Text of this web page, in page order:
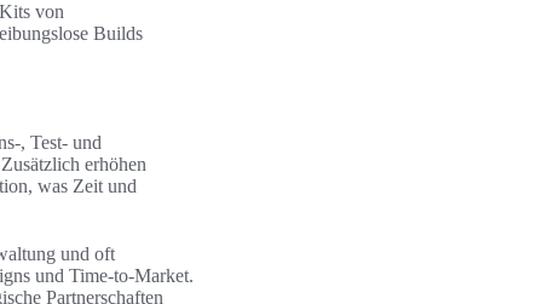
von
Builds
, Test- und
erhöhen
was Zeit und
und oft
und Time-to-Market.
Partnerschaften